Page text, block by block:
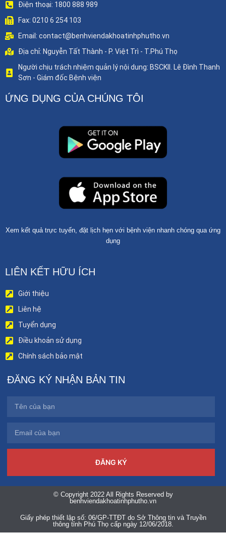
Điện thoại: 1800 888 989
Fax: 0210 6 254 103
Email: contact@benhviendakhoatinhphutho.vn
Địa chỉ: Nguyễn Tất Thành - P. Việt Trì - T.Phú Thọ
Người chịu trách nhiệm quản lý nội dung: BSCKII. Lê Đình Thanh
Sơn - Giám đốc Bệnh viện
ỨNG DỤNG CỦA CHÚNG TÔI
Xem kết quả trực tuyến, đặt lịch hẹn với bệnh viện nhanh chóng qua ứng
dụng
LIÊN KẾT HỮU ÍCH
Giới thiệu
Liên hệ
Tuyển dụng
Điều khoản sử dụng
Chính sách bảo mật
ĐĂNG KÝ NHẬN BẢN TIN
ĐĂNG KÝ
© Copyright 2022 All Rights Reserved by
benhviendakhoatinhphutho.vn
Giấy phép thiết lập số: 06/GP-TTĐT do Sở Thông tin và Truyền
thông tỉnh Phú Thọ cấp ngày 12/06/2018.